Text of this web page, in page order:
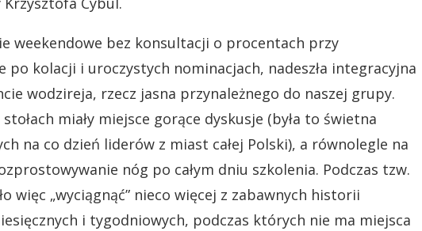
weekendowe bez konsultacji o procentach przy
po kolacji i uroczystych nominacjach, nadeszła integracyjna
wodzireja, rzecz jasna przynależnego do naszej grupy.
miały miejsce gorące dyskusje (była to świetna
na co dzień liderów z miast całej Polski), a równolegle na
nóg po całym dniu szkolenia. Podczas tzw.
więc „wyciągnąć” nieco więcej z zabawnych historii
i tygodniowych, podczas których nie ma miejsca